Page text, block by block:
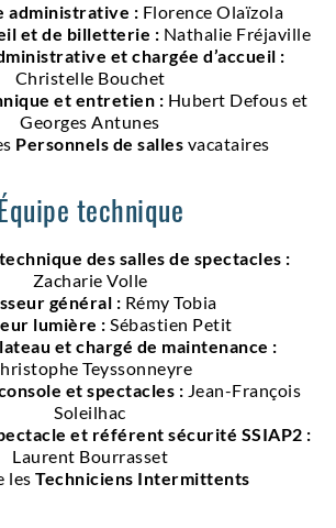
administrative : Florence Olaïzola
et de billetterie : Nathalie Fréjaville
et chargée d’accueil :
Christelle Bouchet
et entretien : Hubert Defous et
Georges Antunes
Personnels de salles vacataires
technique
des salles de spectacles :
Zacharie Volle
général : Rémy Tobia
lumière : Sébastien Petit
et chargé de maintenance :
Teyssonneyre
et spectacles : Jean-François
Soleilhac
et référent sécurité SSIAP2 :
Laurent Bourrasset
lesTechniciens Intermittents